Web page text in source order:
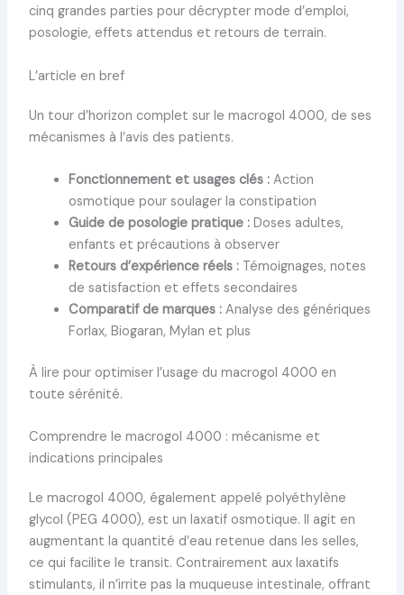
cinq grandes parties pour décrypter mode d’emploi,
posologie, effets attendus et retours de terrain.
L’article en bref
Un tour d’horizon complet sur le macrogol 4000, de ses
mécanismes à l’avis des patients.
Fonctionnement et usages clés :Action
osmotique pour soulager la constipation
Guide de posologie pratique :Doses adultes,
enfants et précautions à observer
Retours d’expérience réels :Témoignages, notes
de satisfaction et effets secondaires
Comparatif de marques :Analyse des génériques
Forlax, Biogaran, Mylan et plus
À lire pour optimiser l’usage du macrogol 4000 en
toute sérénité.
Comprendre le macrogol 4000 : mécanisme et
indications principales
Le macrogol 4000, également appelé polyéthylène
glycol (PEG 4000), est un laxatif osmotique. Il agit en
augmentant la quantité d’eau retenue dans les selles,
ce qui facilite le transit. Contrairement aux laxatifs
stimulants, il n’irrite pas la muqueuse intestinale, offrant